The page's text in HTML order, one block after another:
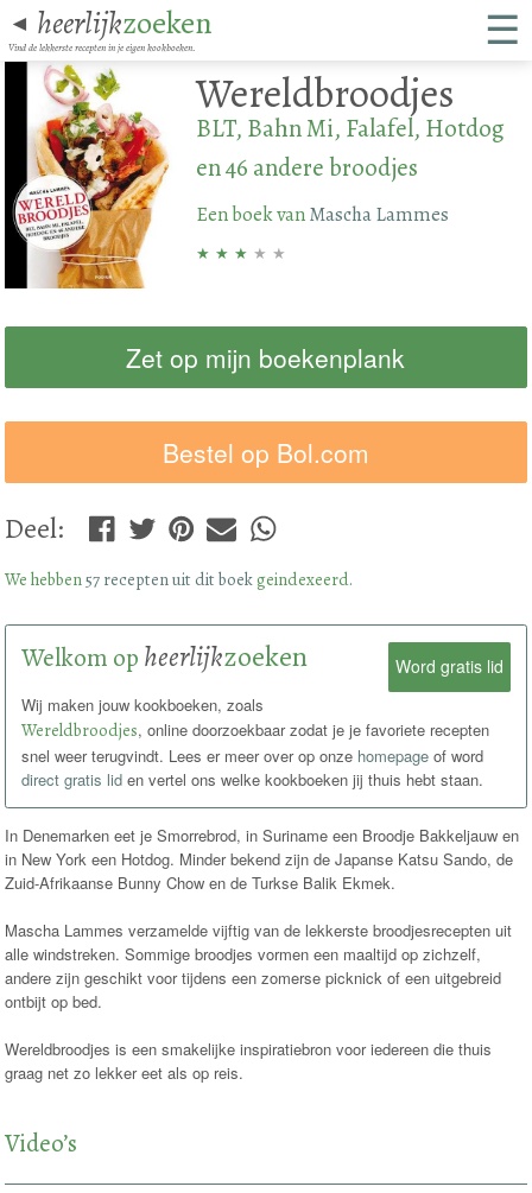
◄ heerlijkzoeken
Vind de lekkerste recepten in je eigen kookboeken. ☰
Wereldbroodjes
BLT, Bahn Mi, Falafel, Hotdog
en 46 andere broodjes
Een boek vanMascha Lammes
★ ★ ★ ★ ★
Zet op mijn boekenplank
Bestel op Bol.com
Deel:
We hebben57 recepten uit dit boekgeindexeerd.
Word gratis lid
Welkom op heerlijkzoeken
Wij maken jouw kookboeken, zoals
Wereldbroodjes, online doorzoekbaar zodat je je favoriete recepten
snel weer terugvindt. Lees er meer over op onze homepage of word
direct gratis lid en vertel ons welke kookboeken jij thuis hebt staan.
In Denemarken eet je Smorrebrod, in Suriname een Broodje Bakkeljauw en
in New York een Hotdog. Minder bekend zijn de Japanse Katsu Sando, de
Zuid-Afrikaanse Bunny Chow en de Turkse Balik Ekmek.
Mascha Lammes verzamelde vijftig van de lekkerste broodjesrecepten uit
alle windstreken. Sommige broodjes vormen een maaltijd op zichzelf,
andere zijn geschikt voor tijdens een zomerse picknick of een uitgebreid
ontbijt op bed.
Wereldbroodjes is een smakelijke inspiratiebron voor iedereen die thuis
graag net zo lekker eet als op reis.
Video’s